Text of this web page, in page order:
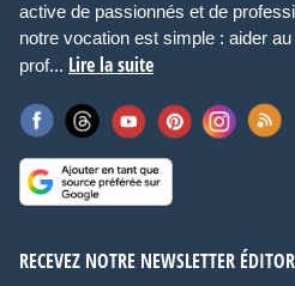
active de passionnés et de
notre vocation est simple : aider
prof... Lire la suite
RECEVEZ NOTRE NEWSLETTER